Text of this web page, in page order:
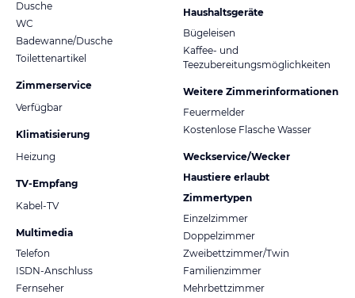
Dusche
WC
Badewanne/Dusche
Toilettenartikel
Zimmerservice
Verfügbar
Klimatisierung
Heizung
TV-Empfang
Kabel-TV
Multimedia
Telefon
ISDN-Anschluss
Fernseher
Haushaltsgeräte
Bügeleisen
Kaffee- und
Teezubereitungsmöglichkeiten
Weitere Zimmerinformationen
Feuermelder
Kostenlose Flasche Wasser
Weckservice/Wecker
Haustiere erlaubt
Zimmertypen
Einzelzimmer
Doppelzimmer
Zweibettzimmer/Twin
Familienzimmer
Mehrbettzimmer